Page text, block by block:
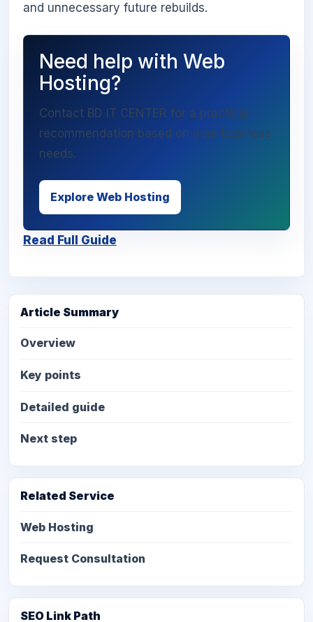
and unnecessary future rebuilds.
Need help with Web
Hosting?
Contact BD IT CENTER for a practical
recommendation based on your business
needs.
Explore Web Hosting
Read Full Guide
Article Summary
Overview
Key points
Detailed guide
Next step
Related Service
Web Hosting
Request Consultation
SEO Link Path